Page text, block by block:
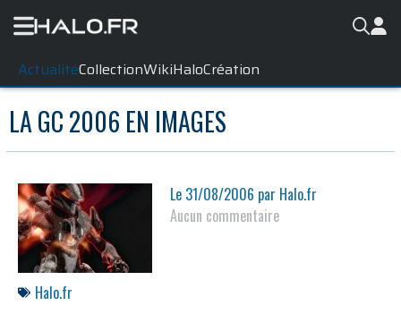
ActualitéCollectionWikiHaloCréation
LA GC 2006 EN IMAGES
Le 31/08/2006 par Halo.fr
Aucun commentaire
Halo.fr